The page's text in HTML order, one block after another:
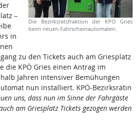
Die Bezirksratsfraktion der KPÖ Gries
beim neuen Fahrscheinautomaten.
–
in
zu den Tickets auch am Griesplatz
die KPÖ Gries einen Antrag im
Jahren intensiver Bemühungen
nun installiert. KPÖ-Bezirksrätin
uns, dass nun im Sinne der Fahrgäste
am Griesplatz Tickets gezogen werden